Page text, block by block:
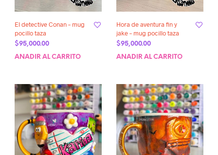
El detective Conan – mug
pocillo taza
$95,000.00
AÑADIR AL CARRITO
Hora de aventura fin y
jake – mug pocillo taza
$95,000.00
AÑADIR AL CARRITO